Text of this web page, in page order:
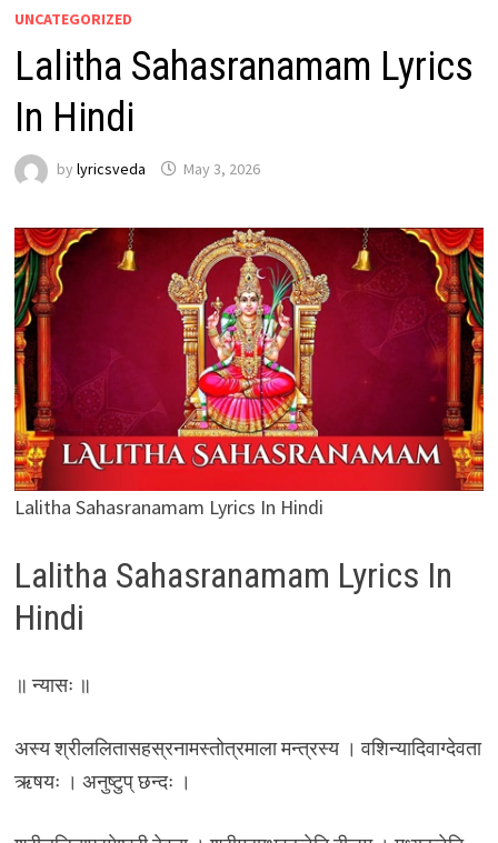
UNCATEGORIZED
Lalitha Sahasranamam Lyrics
In Hindi
by lyricsveda May 3, 2026
Lalitha Sahasranamam Lyrics In Hindi
Lalitha Sahasranamam Lyrics In
Hindi
॥ न्यासः ॥
अस्य श्रीललितासहस्रनामस्तोत्रमाला मन्त्रस्य । वशिन्यादिवाग्देवता
ऋषयः । अनुष्टुप् छन्दः ।